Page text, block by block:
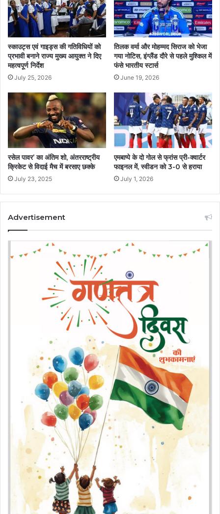
स्काउट्स एवं गाइड्स की गतिविधियों को
प्रभावी बनाने राज्य मुख्य आयुक्त ने दिए
महत्वपूर्ण निर्देश
July 25, 2026
तिलक वर्मा और मोहम्मद सिराज को भेजा
गया नोटिस, इंग्लैंड दौरे से पहले मुश्किल में
फंसे भारतीय स्टार्स
June 19, 2026
रसेल पावर’ का अंतिम शो, अंतरराष्ट्रीय
क्रिकेट से विदाई मैच में बरसाए छक्के
July 23, 2025
एमबाप्पे के दो गोल से फ्रांस प्री-क्वार्टर
फाइनल में, स्वीडन को 3-0 से हराया
July 1, 2026
Advertisement